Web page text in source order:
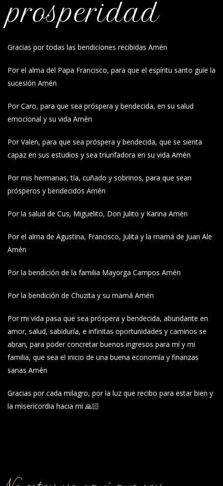
prosperidad
Gracias por todas las bendiciones recibidas Amén
Por el alma del Papa Francisco, para que el espíritu santo guíe la
sucesión Amén
Por Caro, para que sea próspera y bendecida, en su salud
emocional y su vida Amén
Por Valen, para que sea próspera y bendecida, que se sienta
capaz en sus estudios y sea triunfadora en su vida Amén
Por mis hermanas, tía, cuñado y sobrinos, para que sean
prósperos y bendecidos Amén
Por la salud de Cus, Miguelito, Don Julito y Karina Amén
Por el alma de Agustina, Francisco, Julita y la mamá de Juan Ale
Amén
Por la bendición de la familia Mayorga Campos Amén
Por la bendición de Chuzita y su mamá Amén
Por mi vida pasa que sea próspera y bendecida, abundante en
amor, salud, sabiduría, e infinitas oportunidades y caminos se
abran, para poder concretar buenos ingresos para mí y mi
familia, que sea el inicio de una buena economía y finanzas
sanas Amén
Gracias por cada milagro, por la luz que recibo para estar bien y
la misericordia hacia mi 🙏🏻